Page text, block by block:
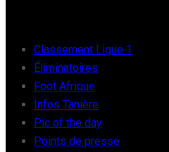
Classement Ligue 1
Éliminatoires
Foot Afrique
Infos Tanière
Pic of the day
Points de presse